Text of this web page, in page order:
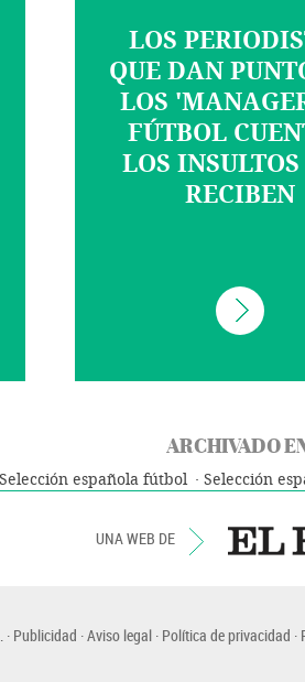
LOS
QUE DAN
LOS
FÚTBOL
LOS INSULTOS
RECIBEN
ARCHIVADO
Selección española fútbol Selección
UNA WEB DE
Publicidad Aviso legal Política de privacidad